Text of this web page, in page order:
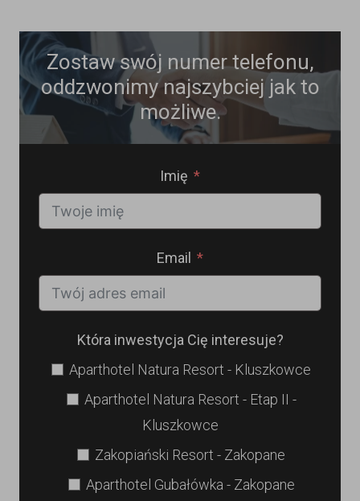
Zostaw swój numer telefonu,
oddzwonimy najszybciej jak to
możliwe.
Imię
Email
Która inwestycja Cię interesuje?
Aparthotel Natura Resort - Kluszkowce
Aparthotel Natura Resort - Etap II -
Kluszkowce
Zakopiański Resort - Zakopane
Aparthotel Gubałówka - Zakopane